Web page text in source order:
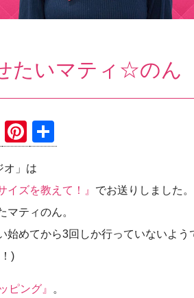
たいマティ☆のん
Li
n
e
Pi
nt
er
e
st
有
オ」は
イズを教えて！』 でお送りしました。
マティのん。
始めてから3回しか行っていないよ
)
ピング』
。